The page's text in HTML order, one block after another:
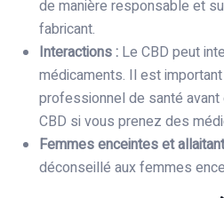
de manière responsable et
fabricant.
Interactions : Le CBD peut
médicaments. Il est
professionnel de santé avant
CBD si vous prenez des
Femmes enceintes et
déconseillé aux femmes